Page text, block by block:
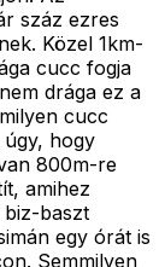
száz ezres
Közel 1km-
cucc fogja
drága ez a
cucc
úgy, hogy
800m-re
amihez
biz-baszt
egy órát is
Semmilyen